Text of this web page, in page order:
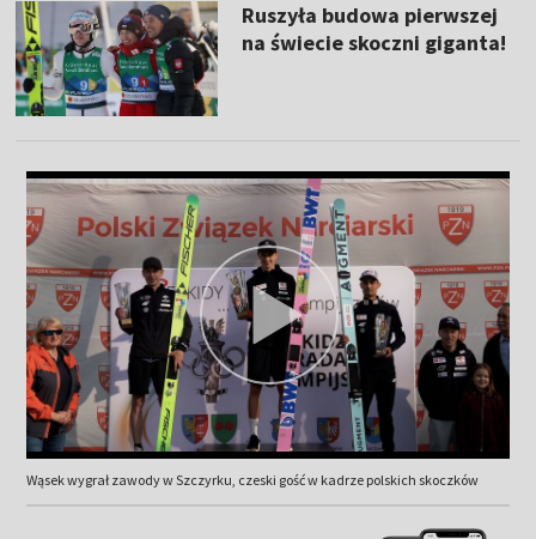
Ruszyła budowa pierwszej
na świecie skoczni giganta!
Wąsek wygrał zawody w Szczyrku, czeski gość w kadrze polskich skoczków